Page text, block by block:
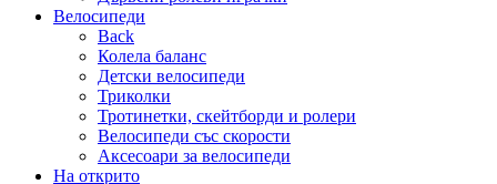
Велосипеди
Back
Колела баланс
Детски велосипеди
Триколки
Тротинетки, скейтборди и ролери
Велосипеди със скорости
Аксесоари за велосипеди
На открито